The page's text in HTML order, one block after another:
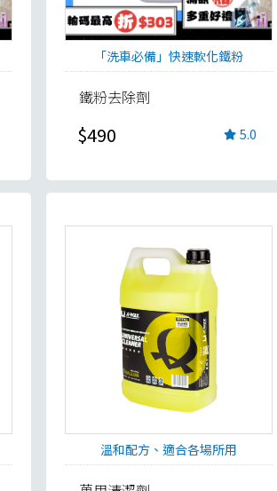
「洗車必備」快速軟化鐵粉
鐵粉去除劑
$490 5.0
溫和配方、適合各場所用